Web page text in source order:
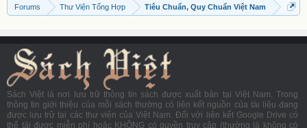
Forums Thư Viện Tổng Hợp Tiêu Chuẩn, Quy Chuẩn Việt Nam
Sách Việt là nơi lưu trữ thông tin sách được xuất bản tại Việt Nam. Trong
thông tin giới thiệu của mỗi sách thường có liên kết nguồn của tài liệu đang
được lưu trữ tại các thư viện của Việt Nam. Đối với liên kết Google Drive có
thể tải được miễn phí hoặc KHÔNG có quyền truy cập (thường là không có